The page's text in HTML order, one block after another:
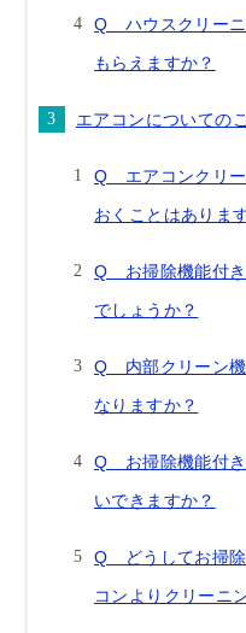
Q ハウスクリーニ
もらえますか？
エアコンについての
Q エアコンクリー
おくことはありま
Q お掃除機能付き
でしょうか？
Q 内部クリーン機
なりますか？
Q お掃除機能付き
いできますか？
Q どうしてお掃除
コンよりクリーニ